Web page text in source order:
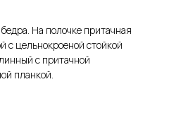
На полочке притачная
с цельнокроеной стойкой
с притачной
планкой.